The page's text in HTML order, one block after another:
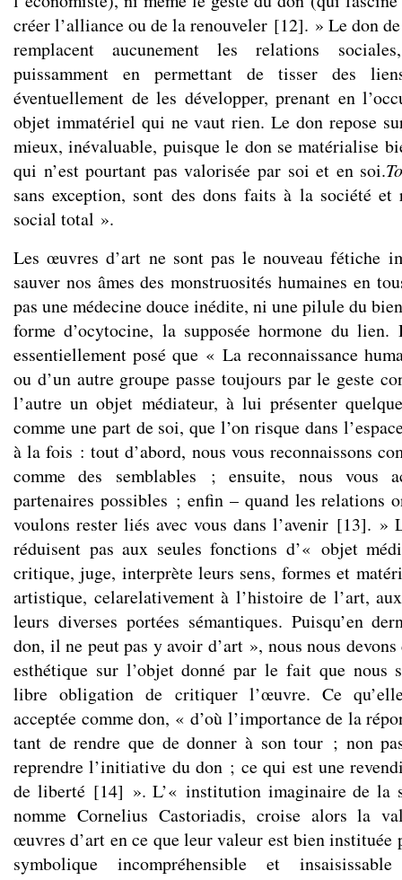
créer l’alliance ou de la renouveler [12]. » Le don
remplacent aucunement les relations
puissamment en permettant de tisser des
éventuellement de les développer, prenant en
objet immatériel qui ne vaut rien. Le don repose
mieux, inévaluable, puisque le don se matérialise
qui n’est pourtant pas valorisée par soi et en soi.
sans exception, sont des dons faits à la société
social total ».
Les œuvres d’art ne sont pas le nouveau fétiche
sauver nos âmes des monstruosités humaines en
pas une médecine douce inédite, ni une pilule du
forme d’ocytocine, la supposée hormone du
essentiellement posé que « La reconnaissance
ou d’un autre groupe passe toujours par le geste
l’autre un objet médiateur, à lui présenter
comme une part de soi, que l’on risque dans
à la fois : tout d’abord, nous vous reconnaissons
comme des semblables ; ensuite, nous vous
partenaires possibles ; enfin – quand les relations
voulons rester liés avec vous dans l’avenir [13]. »
réduisent pas aux seules fonctions d’« objet
critique, juge, interprète leurs sens, formes et
artistique, celarelativement à l’histoire de l’art,
leurs diverses portées sémantiques. Puisqu’en
don, il ne peut pas y avoir d’art », nous nous
esthétique sur l’objet donné par le fait que nous
libre obligation de critiquer l’œuvre. Ce
acceptée comme don, « d’où l’importance de la
tant de rendre que de donner à son tour ; non
reprendre l’initiative du don ; ce qui est une
de liberté[14] ». L’« institution imaginaire de la
nomme Cornelius Castoriadis, croise alors la
œuvres d’art en ce que leur valeur est bien
symbolique incompréhensible et